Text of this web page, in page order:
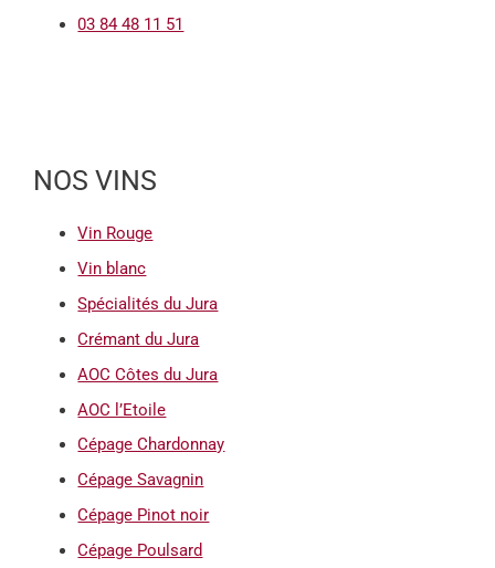
03 84 48 11 51
NOS VINS
Vin Rouge
Vin blanc
Spécialités du Jura
Crémant du Jura
AOC Côtes du Jura
AOC l’Etoile
Cépage Chardonnay
Cépage Savagnin
Cépage Pinot noir
Cépage Poulsard